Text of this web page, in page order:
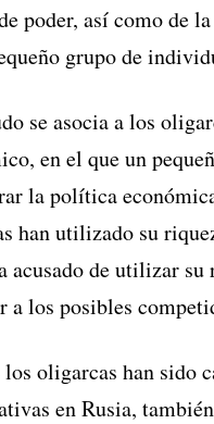
poder, así como de
grupo de
se asocia a los
en el que un
la política
han utilizado su
acusado de utilizar
a los posibles
oligarcas han sido
en Rusia,